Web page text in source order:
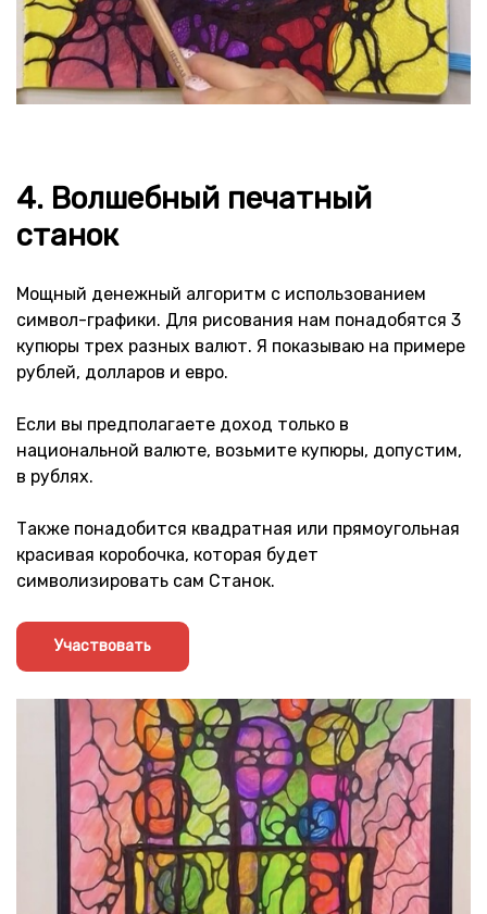
4. Волшебный печатный
станок
Мощный денежный алгоритм с использованием
символ-графики. Для рисования нам понадобятся 3
купюры трех разных валют. Я показываю на примере
рублей, долларов и евро.
Если вы предполагаете доход только в
национальной валюте, возьмите купюры, допустим,
в рублях.
Также понадобится квадратная или прямоугольная
красивая коробочка, которая будет
символизировать сам Станок.
Участвовать